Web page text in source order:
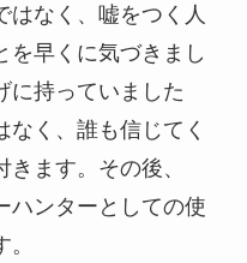
はなく、嘘をつく人
を早くに気づきまし
に持っていました
く、誰も信じてく
ます。その後、
ハンターとしての使